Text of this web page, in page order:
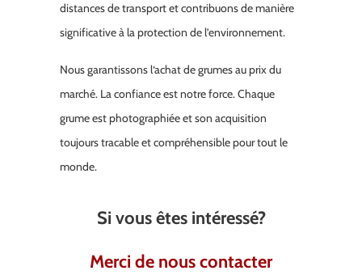
distances de transport et contribuons de manière
significative à la protection de l’environnement.
Nous garantissons l‘achat de grumes au prix du
marché. La confiance est notre force. Chaque
grume est photographiée et son acquisition
toujours tracable et compréhensible pour tout le
monde.
Si vous êtes intéressé?
Merci de nous contacter